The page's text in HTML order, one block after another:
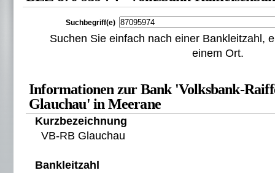
Suchbegriff(e)
Suchen Sie einfach nach einer Bankleitzahl,
einem Ort.
Informationen zur Bank 'Volksbank-
Glauchau' in Meerane
Kurzbezeichnung
VB-RB Glauchau
Bankleitzahl